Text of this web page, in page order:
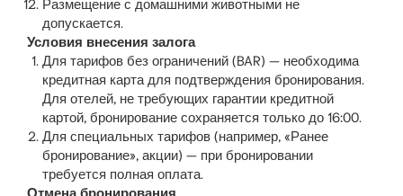
допускается.
Условия внесения залога
Для тарифов без ограничений (BAR) — необходима
кредитная карта для подтверждения бронирования.
Для отелей, не требующих гарантии кредитной
картой, бронирование сохраняется только до 16:00.
Для специальных тарифов (например, «Ранее
бронирование», акции) — при бронировании
требуется полная оплата.
Отмена бронирования